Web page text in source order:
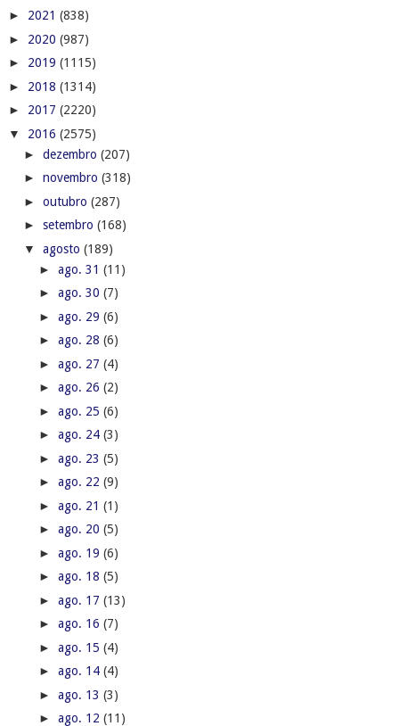
► 2021 (838)
► 2020 (987)
► 2019 (1115)
► 2018 (1314)
► 2017 (2220)
▼ 2016 (2575)
► dezembro (207)
► novembro (318)
► outubro (287)
► setembro (168)
▼ agosto (189)
► ago. 31 (11)
► ago. 30 (7)
► ago. 29 (6)
► ago. 28 (6)
► ago. 27 (4)
► ago. 26 (2)
► ago. 25 (6)
► ago. 24 (3)
► ago. 23 (5)
► ago. 22 (9)
► ago. 21 (1)
► ago. 20 (5)
► ago. 19 (6)
► ago. 18 (5)
► ago. 17 (13)
► ago. 16 (7)
► ago. 15 (4)
► ago. 14 (4)
► ago. 13 (3)
► ago. 12 (11)